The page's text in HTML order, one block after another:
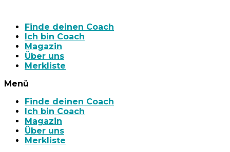
Finde deinen Coach
Ich bin Coach
Magazin
Über uns
Merkliste
Menü
Finde deinen Coach
Ich bin Coach
Magazin
Über uns
Merkliste